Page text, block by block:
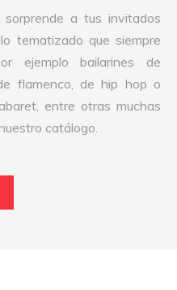
a tus invitados
tematizado que siempre
ejemplo bailarines de
flamenco, de hip hop o
entre otras muchas
catálogo.